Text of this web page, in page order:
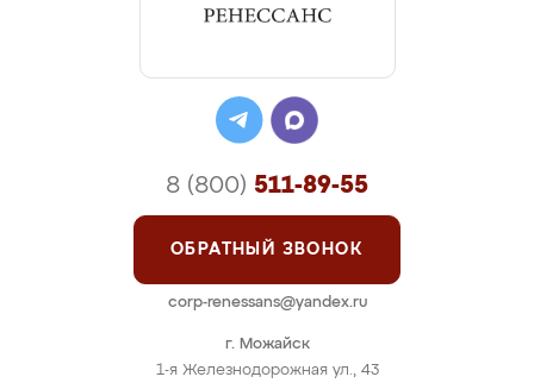
г. Можайск
1-я Железнодорожная ул., 43
8 (800) 511-89-55
ОБРАТНЫЙ ЗВОНОК
corp-renessans@yandex.ru